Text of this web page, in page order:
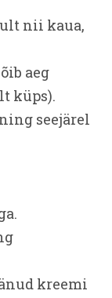
nii kaua,
aeg
küps).
seejärel
kreemi